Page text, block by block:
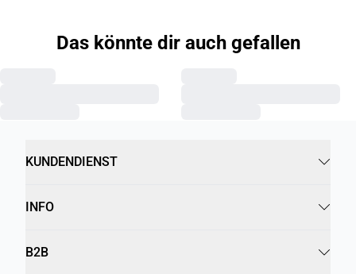
Das könnte dir auch gefallen
KUNDENDIENST
INFO
B2B